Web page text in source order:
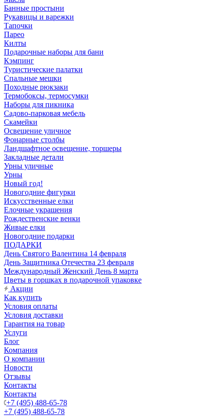
Банные простыни
Рукавицы и варежки
Тапочки
Парео
Килты
Подарочные наборы для бани
Кэмпинг
Туристические палатки
Спальные мешки
Походные рюкзаки
Термобоксы, термосумки
Наборы для пикника
Садово-парковая мебель
Скамейки
Освещение уличное
Фонарные столбы
Ландшафтное освещение, торшеры
Закладные детали
Урны уличные
Урны
Новый год!
Новогодние фигурки
Искусственные елки
Елочные украшения
Рождественские венки
Живые елки
Новогодние подарки
ПОДАРКИ
День Святого Валентина 14 февраля
День Защитника Отечества 23 февраля
Международный Женский День 8 марта
Цветы в горшках в подарочной упаковке
Акции
Как купить
Условия оплаты
Условия доставки
Гарантия на товар
Услуги
Блог
Компания
О компании
Новости
Отзывы
Контакты
Контакты
+7 (495) 488-65-78
+7 (495) 488-65-78